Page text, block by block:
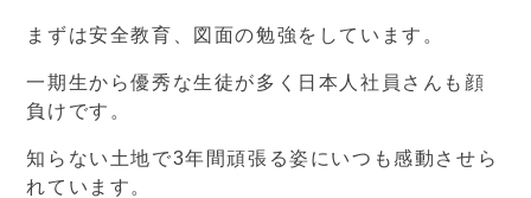
まずは安全教育、図面の勉強をしています。
一期生から優秀な生徒が多く日本人社員さんも顔
負けです。
知らない土地で3年間頑張る姿にいつも感動させら
れています。